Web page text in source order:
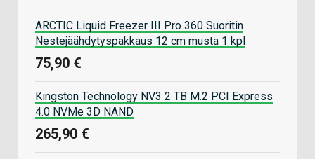
ARCTIC Liquid Freezer III Pro 360 Suoritin
Nestejäähdytyspakkaus 12 cm musta 1 kpl
75,90 €
Kingston Technology NV3 2 TB M.2 PCI Express
4.0 NVMe 3D NAND
265,90 €